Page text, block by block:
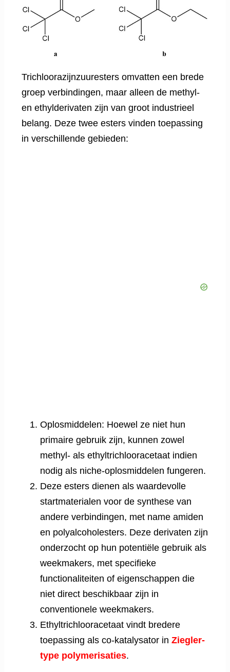
Trichloorazijnzuuresters omvatten een brede
groep verbindingen, maar alleen de methyl-
en ethylderivaten zijn van groot industrieel
belang. Deze twee esters vinden toepassing
in verschillende gebieden:
Oplosmiddelen: Hoewel ze niet hun
primaire gebruik zijn, kunnen zowel
methyl- als ethyltrichlooracetaat indien
nodig als niche-oplosmiddelen fungeren.
Deze esters dienen als waardevolle
startmaterialen voor de synthese van
andere verbindingen, met name amiden
en polyalcoholesters. Deze derivaten zijn
onderzocht op hun potentiële gebruik als
weekmakers, met specifieke
functionaliteiten of eigenschappen die
niet direct beschikbaar zijn in
conventionele weekmakers.
Ethyltrichlooracetaat vindt bredere
toepassing als co-katalysator in Ziegler-
type polymerisaties.